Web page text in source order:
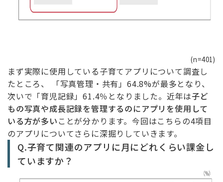
(n=401)
まず実際に使用している子育てアプリについて調査し
たところ、 「写真管理・共有」64.8%が最多となり、
次いで「育児記録」61.4％となりました。近年は子ど
もの写真や成長記録を管理するのにアプリを使用して
いる方が多い ことが分かります。今回はこちらの4項目
のアプリについてさらに深掘りしていきます。
Q.子育て関連のアプリに月にどれくらい課金し
ていますか？